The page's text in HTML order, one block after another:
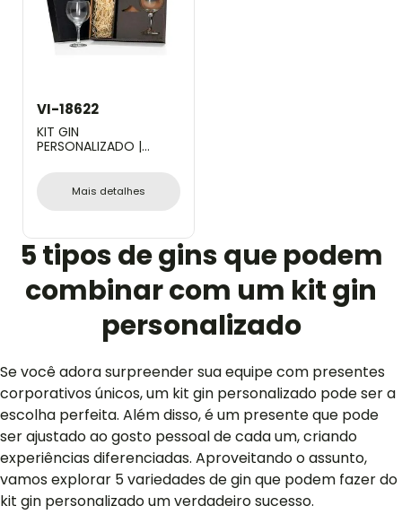
VI-18622
KIT GIN
PERSONALIZADO |
Mais detalhes
5 tipos de gins que podem
combinar com um kit gin
personalizado
Se você adora surpreender sua equipe com presentes
corporativos únicos, um kit gin personalizado pode ser a
escolha perfeita. Além disso, é um presente que pode
ser ajustado ao gosto pessoal de cada um, criando
experiências diferenciadas. Aproveitando o assunto,
vamos explorar 5 variedades de gin que podem fazer do
kit gin personalizado um verdadeiro sucesso.